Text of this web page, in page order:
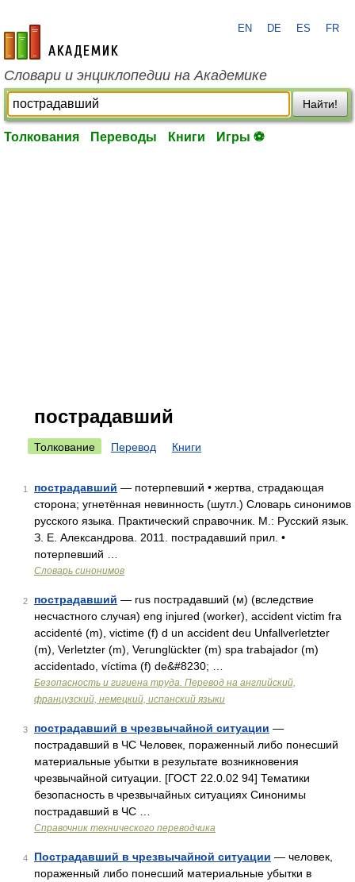
academic.ru
EN DE ES FR
Словари и энциклопедии на Академике
Найти!
Толкования Переводы Книги Игры ⚽
пострадавший
Толкование Перевод Книги
1 пострадавший — потерпевший • жертва, страдающая
сторона; угнетённая невинность (шутл.) Словарь синонимов
русского языка. Практический справочник. М.: Русский язык.
З. Е. Александрова. 2011. пострадавший прил. •
потерпевший …
Словарь синонимов
2 пострадавший — rus пострадавший (м) (вследствие
несчастного случая) eng injured (worker), accident victim fra
accidenté (m), victime (f) d un accident deu Unfallverletzter
(m), Verletzter (m), Verunglückter (m) spa trabajador (m)
accidentado, víctima (f) de&#8230; …
Безопасность и гигиена труда. Перевод на английский,
французский, немецкий, испанский языки
3 пострадавший в чрезвычайной ситуации —
пострадавший в ЧС Человек, пораженный либо понесший
материальные убытки в результате возникновения
чрезвычайной ситуации. [ГОСТ 22.0.02 94] Тематики
безопасность в чрезвычайных ситуациях Синонимы
пострадавший в ЧС …
Справочник технического переводчика
4 Пострадавший в чрезвычайной ситуации — человек,
пораженный либо понесший материальные убытки в